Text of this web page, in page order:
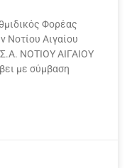
Φορέας
Νοτίου Αιγαίου
ΝΟΤΙΟΥ ΑΙΓΑΙΟΥ
με σύμβαση